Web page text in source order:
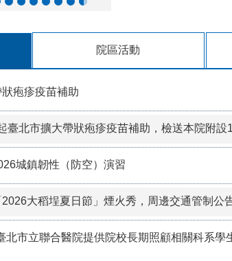
院區活動
疱疹疫苗補助
臺北市擴大帶狀疱疹疫苗補助，檢送本院附設
城鎮韌性（防空）演習
大稻埕夏日節」煙火秀，周邊交通管制公
北市立聯合醫院提供院校長期照顧相關科系學